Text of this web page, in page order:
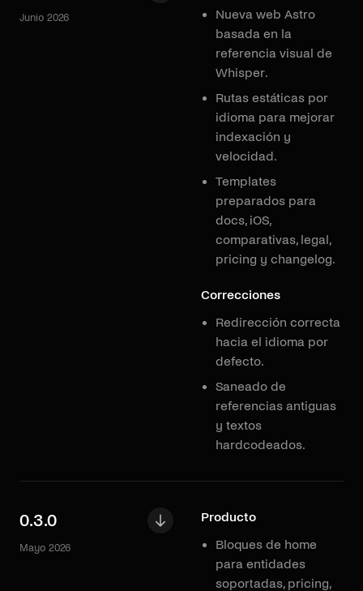
Junio 2026
Nueva web Astro
basada en la
referencia visual de
Whisper.
Rutas estáticas por
idioma para mejorar
indexación y
velocidad.
Templates
preparados para
docs, iOS,
comparativas, legal,
pricing y changelog.
Correcciones
Redirección correcta
hacia el idioma por
defecto.
Saneado de
referencias antiguas
y textos
hardcodeados.
0.3.0
Mayo 2026
Producto
Bloques de home
para entidades
soportadas, pricing,